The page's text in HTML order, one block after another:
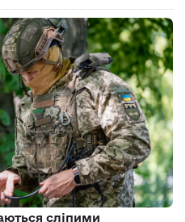
сліпими